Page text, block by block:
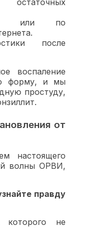
или по
после
воспаление
форму, и мы
простуду,
от
настоящего
волны ОРВИ,
правду
которого не